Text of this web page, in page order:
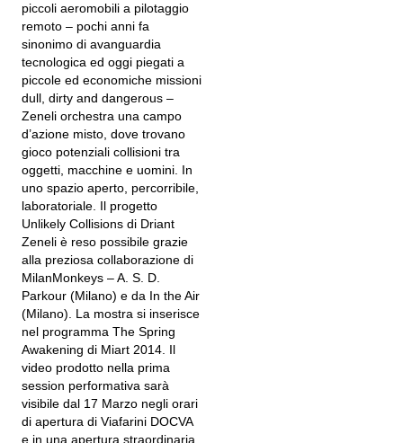
piccoli aeromobili a pilotaggio
remoto – pochi anni fa
sinonimo di avanguardia
tecnologica ed oggi piegati a
piccole ed economiche missioni
dull, dirty and dangerous –
Zeneli orchestra una campo
d’azione misto, dove trovano
gioco potenziali collisioni tra
oggetti, macchine e uomini. In
uno spazio aperto, percorribile,
laboratoriale. Il progetto
Unlikely Collisions di Driant
Zeneli è reso possibile grazie
alla preziosa collaborazione di
MilanMonkeys – A. S. D.
Parkour (Milano) e da In the Air
(Milano). La mostra si inserisce
nel programma The Spring
Awakening di Miart 2014. Il
video prodotto nella prima
session performativa sarà
visibile dal 17 Marzo negli orari
di apertura di Viafarini DOCVA
e in una apertura straordinaria